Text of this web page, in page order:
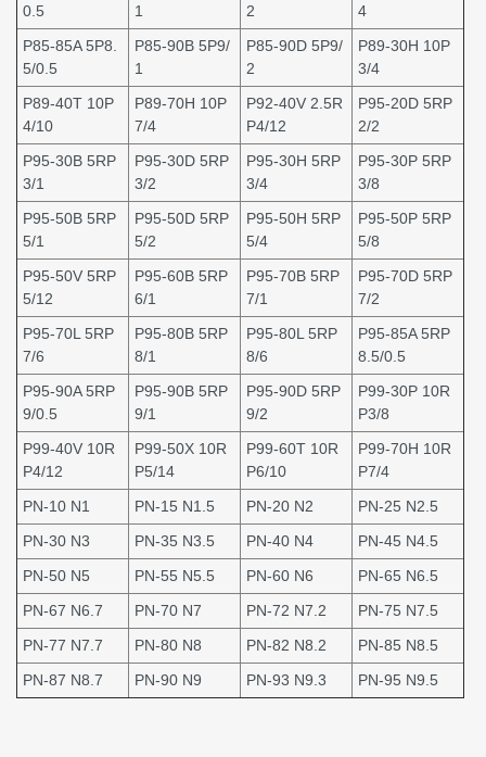
0.5
1
2
4
P85-85A 5P8.
5/0.5
P85-90B 5P9/
1
P85-90D 5P9/
2
P89-30H 10P
3/4
P89-40T 10P
4/10
P89-70H 10P
7/4
P92-40V 2.5R
P4/12
P95-20D 5RP
2/2
P95-30B 5RP
3/1
P95-30D 5RP
3/2
P95-30H 5RP
3/4
P95-30P 5RP
3/8
P95-50B 5RP
5/1
P95-50D 5RP
5/2
P95-50H 5RP
5/4
P95-50P 5RP
5/8
P95-50V 5RP
5/12
P95-60B 5RP
6/1
P95-70B 5RP
7/1
P95-70D 5RP
7/2
P95-70L 5RP
7/6
P95-80B 5RP
8/1
P95-80L 5RP
8/6
P95-85A 5RP
8.5/0.5
P95-90A 5RP
9/0.5
P95-90B 5RP
9/1
P95-90D 5RP
9/2
P99-30P 10R
P3/8
P99-40V 10R
P4/12
P99-50X 10R
P5/14
P99-60T 10R
P6/10
P99-70H 10R
P7/4
PN-10 N1
PN-15 N1.5 PN-20 N2
PN-25 N2.5
PN-30 N3
PN-35 N3.5 PN-40 N4
PN-45 N4.5
PN-50 N5
PN-55 N5.5 PN-60 N6
PN-65 N6.5
PN-67 N6.7
PN-70 N7 PN-72 N7.2
PN-75 N7.5
PN-77 N7.7
PN-80 N8 PN-82 N8.2
PN-85 N8.5
PN-87 N8.7
PN-90 N9 PN-93 N9.3 PN-95 N9.5